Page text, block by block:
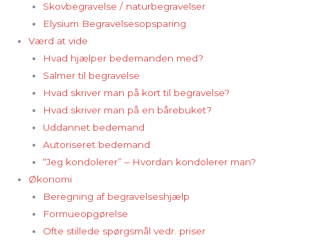
Skovbegravelse / naturbegravelser
Elysium Begravelsesopsparing
Værd at vide
Hvad hjælper bedemanden med?
Salmer til begravelse
Hvad skriver man på kort til begravelse?
Hvad skriver man på en bårebuket?
Uddannet bedemand
Autoriseret bedemand
“Jeg kondolerer” – Hvordan kondolerer man?
Økonomi
Beregning af begravelseshjælp
Formueopgørelse
Ofte stillede spørgsmål vedr. priser